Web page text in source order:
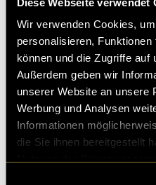
Wir verwenden Cookies,
personalisieren,
können und die Zugriffe auf
Außerdem geben wir
unserer Website an unsere
Werbung und Analysen
Informationen
die Sie ihnen bereitgestellt
jeglich Desgins für die
wie die Schrift verläuft,
wenn ich grössere Looks
Ziel der Schrift ist es vor
ausserirdisch
direkte Inspirationen aus
Jugendstilschriften des